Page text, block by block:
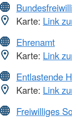
Karte: Link
Ehrenamt
Karte: Link
Entlastende
Karte: Link
Freiwilliges